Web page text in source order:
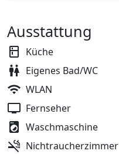
Ausstattung
Küche
Eigenes Bad/WC
WLAN
Fernseher
Waschmaschine
Nichtraucherzimmer